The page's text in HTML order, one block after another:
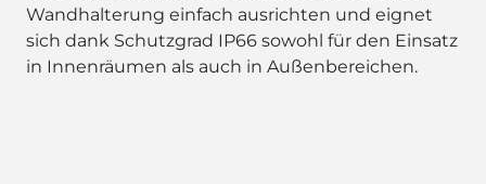
Wandhalterung einfach ausrichten und eignet
sich dank Schutzgrad IP66 sowohl für den Einsatz
in Innenräumen als auch in Außenbereichen.